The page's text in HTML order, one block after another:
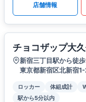
店舗情報
チョコザップ大
新宿三丁目駅から徒
東京都新宿区北新宿
ロッカー 体組成計
駅から5分以内